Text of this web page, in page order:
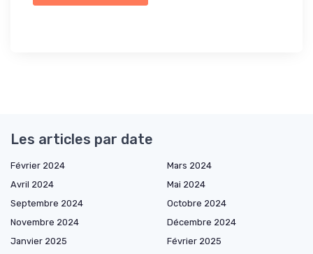
Les articles par date
Février 2024
Mars 2024
Avril 2024
Mai 2024
Septembre 2024
Octobre 2024
Novembre 2024
Décembre 2024
Janvier 2025
Février 2025